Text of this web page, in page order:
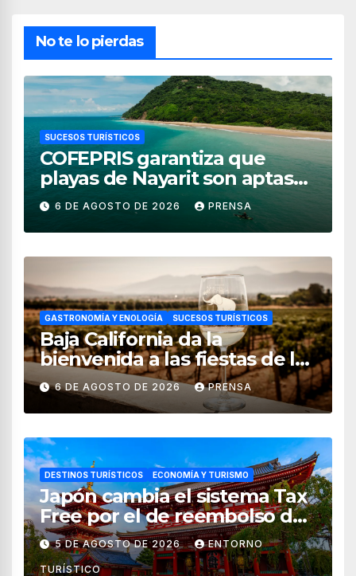
No te lo pierdas
SUCESOS TURÍSTICOS
COFEPRIS garantiza que
playas de Nayarit son aptas
para uso recreativo
6 DE AGOSTO DE 2026 PRENSA
GASTRONOMÍA Y ENOLOGÍA SUCESOS TURÍSTICOS
Baja California da la
bienvenida a las fiestas de la
vendimia 2026
6 DE AGOSTO DE 2026 PRENSA
DESTINOS TURÍSTICOS ECONOMÍA Y TURISMO
Japón cambia el sistema Tax
Free por el de reembolso de
impuestos desde noviembre
de 2026
5 DE AGOSTO DE 2026 ENTORNO
TURÍSTICO